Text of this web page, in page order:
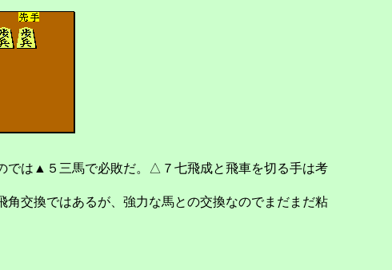
では▲５三馬で必敗だ。△７七飛成と飛車を切る手は考
交換ではあるが、強力な馬との交換なのでまだまだ粘